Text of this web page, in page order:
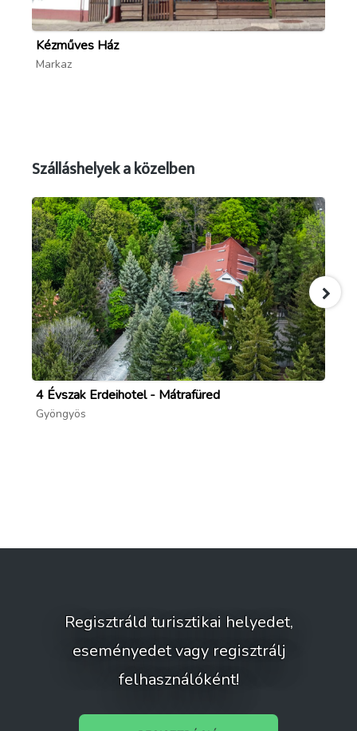
Kézműves Ház
Markaz
Szálláshelyek a közelben
4 Évszak Erdeihotel - Mátrafüred
Gyöngyös
Regisztráld turisztikai helyedet,
eseményedet vagy regisztrálj
felhasználóként!